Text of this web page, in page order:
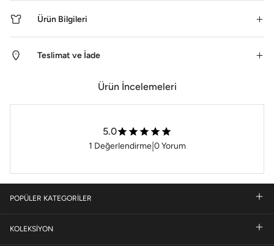
Ürün Bilgileri
Teslimat ve İade
Ürün İncelemeleri
5.0
1 Değerlendirme| 0 Yorum
POPÜLER KATEGORİLER
KOLEKSİYON